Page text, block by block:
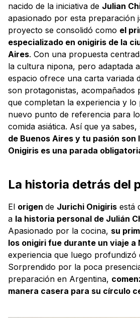
nacido de la iniciativa de Julian
apasionado por esta preparación
proyecto se consolidó como el
especializado en onigiris de la
Aires. Con una propuesta
la cultura nipona, pero adaptada
espacio ofrece una carta variada
son protagonistas, acompañados
que completan la experiencia y
nuevo punto de referencia para
comida asiática. Así que ya sabes,
de Buenos Aires y tu pasión
Onigiris es una parada
La historia detrás del
El origen de Jurichi Onigiris está
a la historia personal de Julián
Apasionado por la cocina, su
los onigiri fue durante un viaje a
experiencia que luego profundizó
Sorprendido por la poca
preparación en Argentina,
manera casera para su círculo